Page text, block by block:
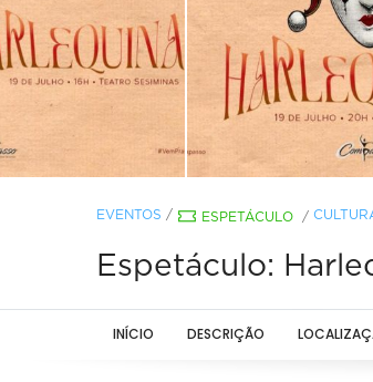
EVENTOS / ESPETÁCULO /
Espetáculo:
INÍCIO DESCRIÇÃO